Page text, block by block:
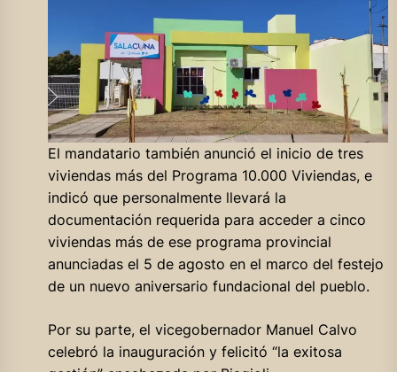
El mandatario también anunció el inicio de tres
viviendas más del Programa 10.000 Viviendas, e
indicó que personalmente llevará la
documentación requerida para acceder a cinco
viviendas más de ese programa provincial
anunciadas el 5 de agosto en el marco del festejo
de un nuevo aniversario fundacional del pueblo.
Por su parte, el vicegobernador Manuel Calvo
celebró la inauguración y felicitó “la exitosa